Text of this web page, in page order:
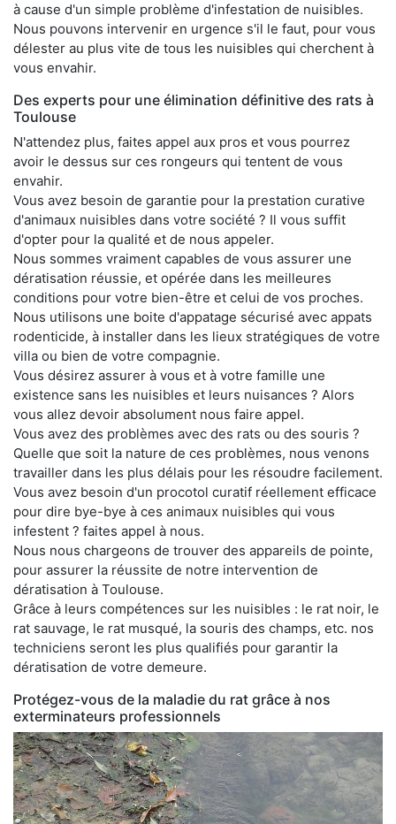
à cause d'un simple problème d'infestation de nuisibles.
Nous pouvons intervenir en urgence s'il le faut, pour vous
délester au plus vite de tous les nuisibles qui cherchent à
vous envahir.
Des experts pour une élimination définitive des rats à
Toulouse
N'attendez plus, faites appel aux pros et vous pourrez
avoir le dessus sur ces rongeurs qui tentent de vous
envahir.
Vous avez besoin de garantie pour la prestation curative
d'animaux nuisibles dans votre société ? Il vous suffit
d'opter pour la qualité et de nous appeler.
Nous sommes vraiment capables de vous assurer une
dératisation réussie, et opérée dans les meilleures
conditions pour votre bien-être et celui de vos proches.
Nous utilisons une boite d'appatage sécurisé avec appats
rodenticide, à installer dans les lieux stratégiques de votre
villa ou bien de votre compagnie.
Vous désirez assurer à vous et à votre famille une
existence sans les nuisibles et leurs nuisances ? Alors
vous allez devoir absolument nous faire appel.
Vous avez des problèmes avec des rats ou des souris ?
Quelle que soit la nature de ces problèmes, nous venons
travailler dans les plus délais pour les résoudre facilement.
Vous avez besoin d'un procotol curatif réellement efficace
pour dire bye-bye à ces animaux nuisibles qui vous
infestent ? faites appel à nous.
Nous nous chargeons de trouver des appareils de pointe,
pour assurer la réussite de notre intervention de
dératisation à Toulouse.
Grâce à leurs compétences sur les nuisibles : le rat noir, le
rat sauvage, le rat musqué, la souris des champs, etc. nos
techniciens seront les plus qualifiés pour garantir la
dératisation de votre demeure.
Protégez-vous de la maladie du rat grâce à nos
exterminateurs professionnels